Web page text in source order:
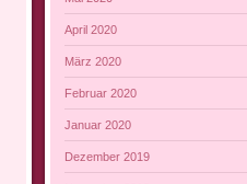
April 2020
März 2020
Februar 2020
Januar 2020
Dezember 2019